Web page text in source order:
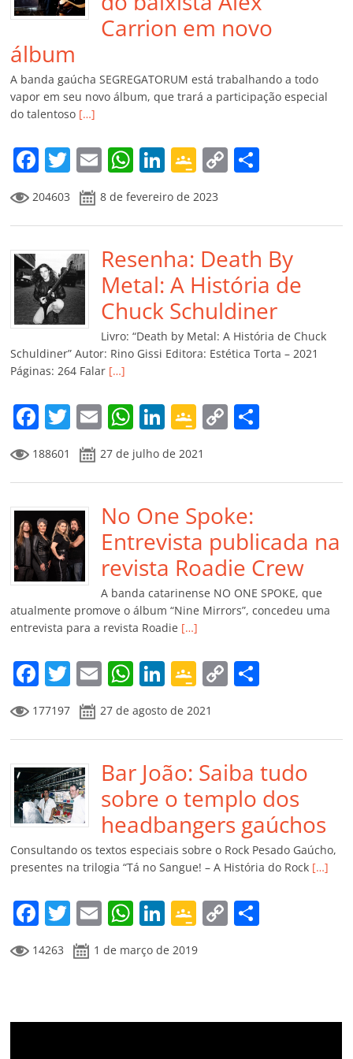
Carrion em novo
álbum
A banda gaúcha SEGREGATORUM está trabalhando a todo
vapor em seu novo álbum, que trará a participação especial
do talentoso […]
F
a
c
e
b
o
o
k
T
w
itt
er
E
m
ai
l
W
at
s
A
p
p
Li
k
e
dI
n
G
o
o
gl
e
Cl
a
ss
ro
m
C
y
Li
n
k
p
ar
til
h
ar
204603 8 de fevereiro de 2023
Resenha: Death By
Metal: A História de
Chuck Schuldiner
Livro: “Death by Metal: A História de Chuck
Schuldiner” Autor: Rino Gissi Editora: Estética Torta – 2021
Páginas: 264 Falar […]
F
a
c
e
b
o
o
k
T
w
itt
er
E
m
ai
l
W
h
at
s
A
p
p
Li
n
k
e
dI
n
G
o
o
gl
e
Cl
a
ss
ro
o
m
C
y
Li
n
k
p
til
h
ar
188601 27 de julho de 2021
No One Spoke:
Entrevista publicada na
revista Roadie Crew
A banda catarinense NO ONE SPOKE, que
atualmente promove o álbum “Nine Mirrors”, concedeu uma
entrevista para a revista Roadie […]
F
a
c
e
b
o
o
k
T
w
itt
er
E
m
ai
l
W
at
s
A
p
p
Li
n
k
e
dI
n
G
o
o
gl
e
Cl
a
ss
ro
o
m
C
y
Li
n
k
p
ar
til
h
ar
177197 27 de agosto de 2021
Bar João: Saiba tudo
sobre o templo dos
headbangers gaúchos
Consultando os textos especiais sobre o Rock Pesado Gaúcho,
presentes na trilogia “Tá no Sangue! – A História do Rock […]
F
a
c
b
T
w
itt
E
m
ai
W
at
A
Li
n
k
dI
G
o
o
e
C
Li ar
14263 1 de março de 2019